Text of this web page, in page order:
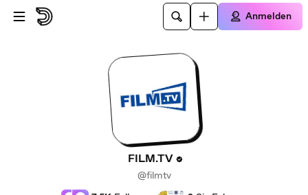
Zum Hauptinhalt springen
Anmelden
FILM.TV
@filmtv